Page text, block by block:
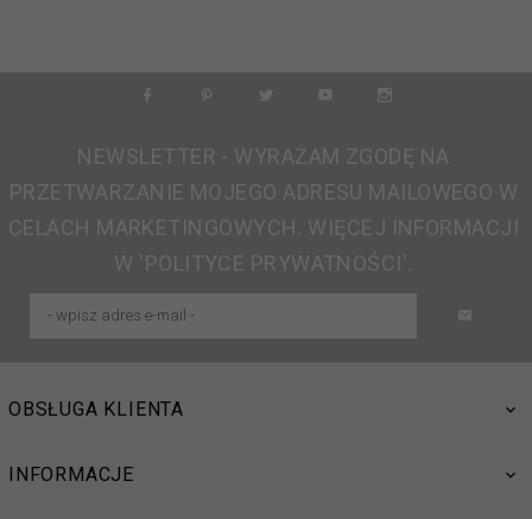
NEWSLETTER - WYRAŻAM ZGODĘ NA
PRZETWARZANIE MOJEGO ADRESU MAILOWEGO W
CELACH MARKETINGOWYCH. WIĘCEJ INFORMACJI
W 'POLITYCE PRYWATNOŚCI'.
OBSŁUGA KLIENTA
INFORMACJE